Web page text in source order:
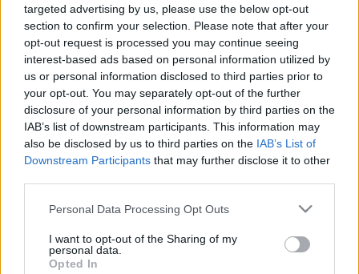
targeted advertising by us, please use the below opt-out
section to confirm your selection. Please note that after your
opt-out request is processed you may continue seeing
interest-based ads based on personal information utilized by
us or personal information disclosed to third parties prior to
your opt-out. You may separately opt-out of the further
disclosure of your personal information by third parties on the
IAB’s list of downstream participants. This information may
also be disclosed by us to third parties on the IAB’s List of
Downstream Participants that may further disclose it to other
Please note that this website/app uses one or more Google
not limited to your visit or usage behaviour. You may click to
grant or deny consent to Google and its third-party tags to
Personal Data Processing Opt Outs
I want to opt-out of the Sharing of my
personal data.
Opted In
Szerintük a bolygóegyüttállás egy olyan anomália lehetett,
amely a bölcseket is indulásra késztette.
Megváltó az általánosan elfogadott elméletek szerint i.e.
3 és i.sz. 1 között születhetett. A kutatók Máté evangéliuma
segítségével következtették ki a bolygók helyzetét, és
ennek segítségével derült ki, hogy csillag i.e. 2-ben június 17-
én jelent meg az égen: a bolygók ekkor álltak a legközelebb
Reneke szerint bár hagyományosan december lett a
karácsony elfogadott időpontja, az nem jelenti azt, hogy a